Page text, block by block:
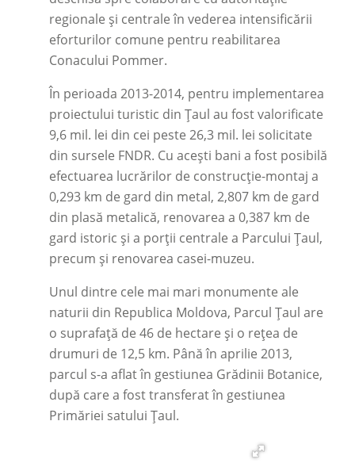
regionale și centrale în vederea intensificării
eforturilor comune pentru reabilitarea
Conacului Pommer.
În perioada 2013-2014, pentru implementarea
proiectului turistic din Țaul au fost valorificate
9,6 mil. lei din cei peste 26,3 mil. lei solicitate
din sursele FNDR. Cu acești bani a fost posibilă
efectuarea lucrărilor de construcție-montaj a
0,293 km de gard din metal, 2,807 km de gard
din plasă metalică, renovarea a 0,387 km de
gard istoric și a porții centrale a Parcului Țaul,
precum și renovarea casei-muzeu.
Unul dintre cele mai mari monumente ale
naturii din Republica Moldova, Parcul Țaul are
o suprafață de 46 de hectare și o rețea de
drumuri de 12,5 km. Până în aprilie 2013,
parcul s-a aflat în gestiunea Grădinii Botanice,
după care a fost transferat în gestiunea
Primăriei satului Țaul.